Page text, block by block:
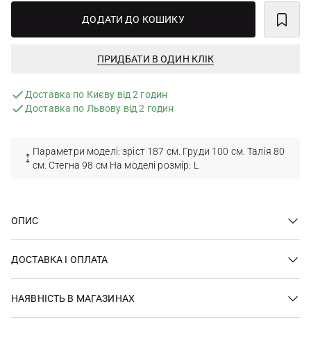
ДОДАТИ ДО КОШИКУ
ПРИДБАТИ В ОДИН КЛІК
Доставка по Києву від 2 годин
Доставка по Львову від 2 годин
Параметри моделі: зріст 187 см. Груди 100 см. Талія 80
см. Стегна 98 см На моделі розмір: L
ОПИС
ДОСТАВКА І ОПЛАТА
НАЯВНІСТЬ В МАГАЗИНАХ